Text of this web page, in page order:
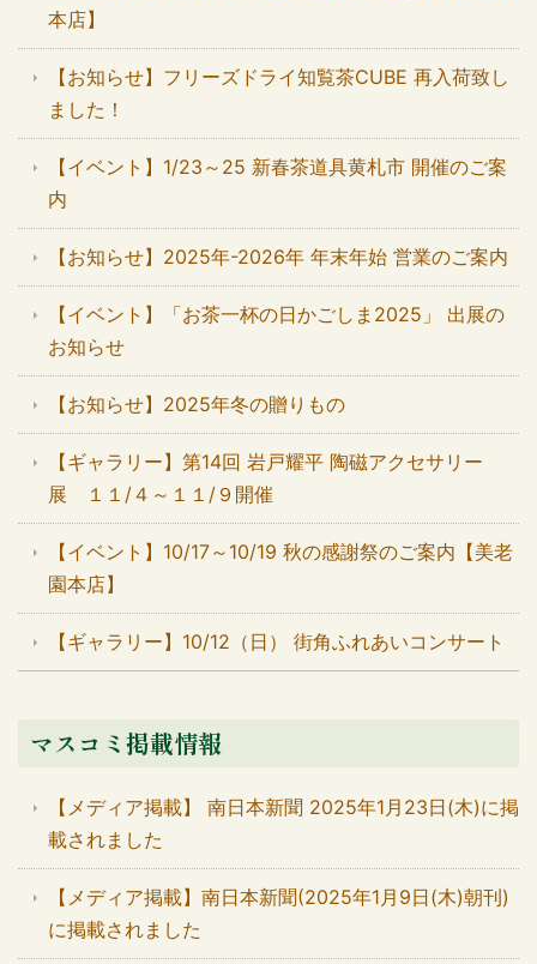
本店】
【お知らせ】フリーズドライ知覧茶CUBE 再入荷致し
ました！
【イベント】1/23～25 新春茶道具黄札市 開催のご案
内
【お知らせ】2025年-2026年 年末年始 営業のご案内
【イベント】「お茶一杯の日かごしま2025」 出展の
お知らせ
【お知らせ】2025年冬の贈りもの
【ギャラリー】第14回 岩戸耀平 陶磁アクセサリー
展 １１/４～１１/９開催
【イベント】10/17～10/19 秋の感謝祭のご案内【美老
園本店】
【ギャラリー】10/12（日） 街角ふれあいコンサート
マスコミ掲載情報
【メディア掲載】 南日本新聞 2025年1月23日(木)に掲
載されました
【メディア掲載】南日本新聞(2025年1月9日(木)朝刊)
に掲載されました